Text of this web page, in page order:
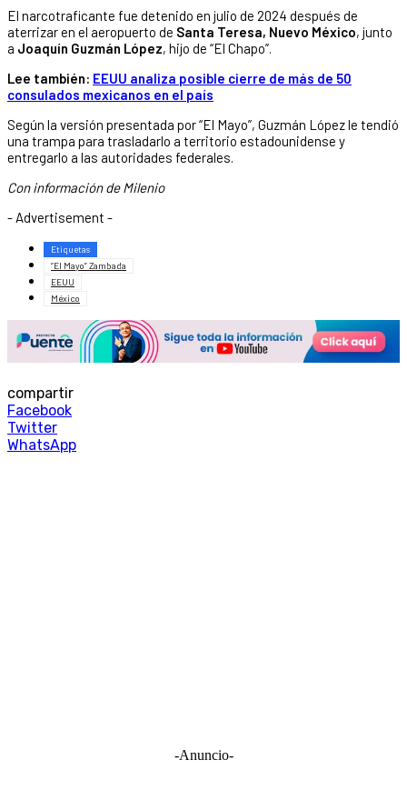
El narcotraficante fue detenido en julio de 2024 después de
aterrizar en el aeropuerto de Santa Teresa, Nuevo México, junto
a Joaquín Guzmán López, hijo de “El Chapo”.
Lee también: EEUU analiza posible cierre de más de 50
consulados mexicanos en el país
Según la versión presentada por “El Mayo”, Guzmán López le tendió
una trampa para trasladarlo a territorio estadounidense y
entregarlo a las autoridades federales.
Con información de Milenio
- Advertisement -
Etiquetas
“El Mayo” Zambada
EEUU
México
compartir
Facebook
Twitter
WhatsApp
-Anuncio-